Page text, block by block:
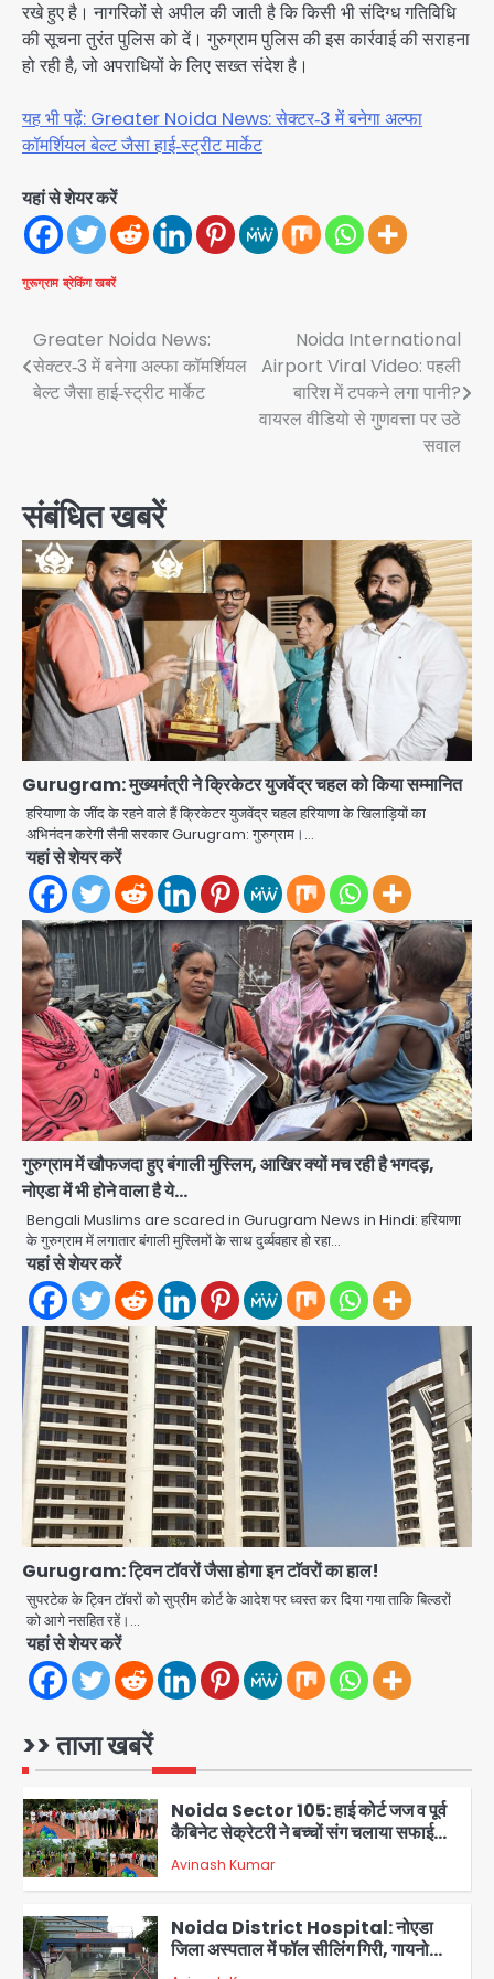
रखे हुए है। नागरिकों से अपील की जाती है कि किसी भी संदिग्ध गतिविधि
की सूचना तुरंत पुलिस को दें। गुरुग्राम पुलिस की इस कार्रवाई की सराहना
हो रही है, जो अपराधियों के लिए सख्त संदेश है।
यह भी पढ़ें: Greater Noida News: सेक्टर‑3 में बनेगा अल्फा
कॉमर्शियल बेल्ट जैसा हाई‑स्ट्रीट मार्केट
यहां से शेयर करें
गुरूग्राम ब्रेकिंग खबरें
Post
navigation
Greater Noida News:
सेक्टर‑3 में बनेगा अल्फा कॉमर्शियल
बेल्ट जैसा हाई‑स्ट्रीट मार्केट
Noida International
Airport Viral Video: पहली
बारिश में टपकने लगा पानी?
वायरल वीडियो से गुणवत्ता पर उठे
सवाल
संबंधित खबरें
Gurugram: मुख्यमंत्री ने क्रिकेटर युजवेंद्र चहल को किया सम्मानित
हरियाणा के जींद के रहने वाले हैं क्रिकेटर युजवेंद्र चहल हरियाणा के खिलाड़ियों का
अभिनंदन करेगी सैनी सरकार Gurugram: गुरुग्राम।…
यहां से शेयर करें
गुरुग्राम में खौफजदा हुए बंगाली मुस्लिम, आखिर क्यों मच रही है भगदड़,
नोएडा में भी होने वाला है ये…
Bengali Muslims are scared in Gurugram News in Hindi: हरियाणा
के गुरुग्राम में लगातार बंगाली मुस्लिमों के साथ दुर्व्यवहार हो रहा…
यहां से शेयर करें
Gurugram: ट्विन टॉवरों जैसा होगा इन टाॅवरों का हाल!
सुपरटेक के ट्विन टॉवरों को सुप्रीम कोर्ट के आदेश पर ध्वस्त कर दिया गया ताकि बिल्डरों
को आगे नसहित रहें।…
यहां से शेयर करें
>> ताजा खबरें
2
Noida Sector 105: हाई कोर्ट जज व पूर्व
कैबिनेट सेक्रेटरी ने बच्चों संग चलाया सफाई
अभियान, 160 किलो कूड़ा हटाया
Avinash Kumar
3
Noida District Hospital: नोएडा
जिला अस्पताल में फॉल सीलिंग गिरी, गायनो
OT गैलरी में बड़ा हादसा टला; मरीजों की सुरक्षा
पर उठे सवाल
Avinash Kumar
Congress Mission 2027:
गाजियाबाद कांग्रेस के सह-पर्यवेक्षक बने
सतेन्द्र शर्मा, गौतमबुद्धनगर नेताओं ने जताया
आभार
Avinash Kumar
5
Noida Bal Bharati School
Notice: सेक्टर-21 के बाल भारती स्कूल में
बिना खिड़की-वेंटिलेशन बेसमेंट में चल रही थी
8वीं की क्लास, NCPCR की शिकायत पर
भेजा नोटिस
Avinash Kumar
220 तैयार; जुबीन गर्ग की विरासत और बॉलीवुड
सितारों का जमीनी सहयोग
Avinash Kumar
2
कैबिनेट सेक्रेटरी ने बच्चों संग चलाया सफाई
Avinash Kumar
3
Noida District Hospital: नोएडा
जिला अस्पताल में फॉल सीलिंग गिरी, गायनो
पर उठे सवाल
Avinash Kumar